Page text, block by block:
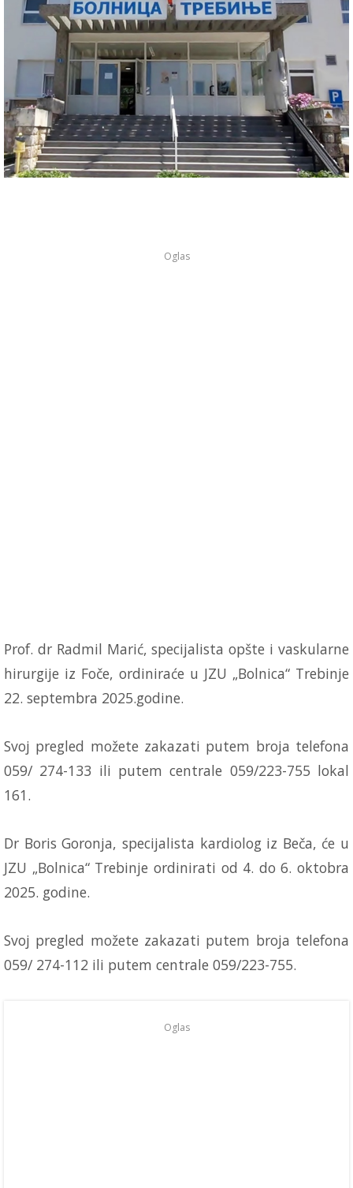
Oglas
Prof. dr Radmil Marić, specijalista opšte i vaskularne
hirurgije iz Foče, ordiniraće u JZU „Bolnica“ Trebinje
22. septembra 2025.godine.
Svoj pregled možete zakazati putem broja telefona
059/ 274-133 ili putem centrale 059/223-755 lokal
161.
Dr Boris Goronja, specijalista kardiolog iz Beča, će u
JZU „Bolnica“ Trebinje ordinirati od 4. do 6. oktobra
2025. godine.
Svoj pregled možete zakazati putem broja telefona
059/ 274-112 ili putem centrale 059/223-755.
Oglas